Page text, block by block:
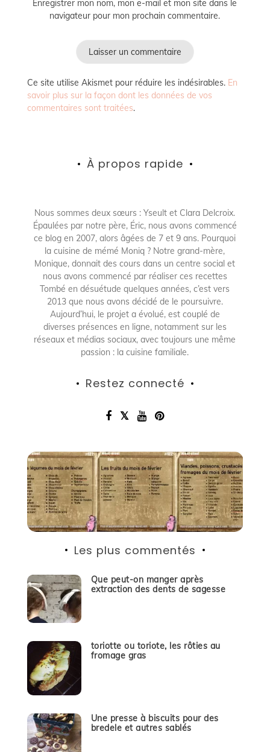
Enregistrer mon nom, mon e-mail et mon site dans le
navigateur pour mon prochain commentaire.
Ce site utilise Akismet pour réduire les indésirables. En
savoir plus sur la façon dont les données de vos
commentaires sont traitées.
À propos rapide
Nous sommes deux sœurs : Yseult et Clara Delcroix.
Épaulées par notre père, Éric, nous avons commencé
ce blog en 2007, alors âgées de 7 et 9 ans. Pourquoi
la cuisine de mémé Moniq ? Notre grand-mère,
Monique, donnait des cours dans un centre social et
nous avons commencé par réaliser ces recettes
Tombé en désuétude quelques années, c’est vers
2013 que nous avons décidé de le poursuivre.
Aujourd’hui, le projet a évolué, est couplé de
diverses présences en ligne, notamment sur les
réseaux et médias sociaux, avec toujours une même
passion : la cuisine familiale.
Restez connecté
Les plus commentés
Que peut-on manger après
extraction des dents de sagesse
toriotte ou toriote, les rôties au
fromage gras
Une presse à biscuits pour des
bredele et autres sablés